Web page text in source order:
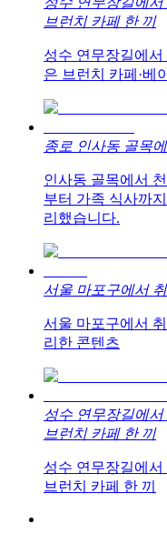
브런치 카페 한 끼
성수 연무장길에
은 브런치 카페·베
종로 인사동 골목
인사동 골목에서
부터 가족 식사까
리했습니다.
서울 마포구에서
서울 마포구에서
리한 콘텐츠
성수 연무장길에
브런치 카페 한 끼
성수 연무장길에
브런치 카페 한 끼